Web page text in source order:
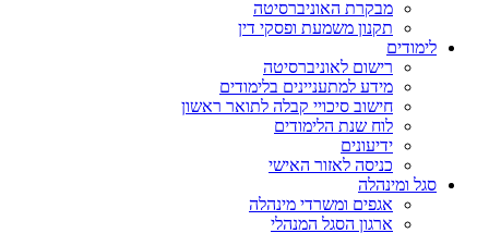
מבקרת האוניברסיטה
תקנון משמעת ופסקי דין
לימודים
רישום לאוניברסיטה
מידע למתעניינים בלימודים
חישוב סיכויי קבלה לתואר ראשון
לוח שנת הלימודים
ידיעונים
כניסה לאזור האישי
סגל ומינהלה
אגפים ומשרדי מינהלה
ארגון הסגל המנהלי